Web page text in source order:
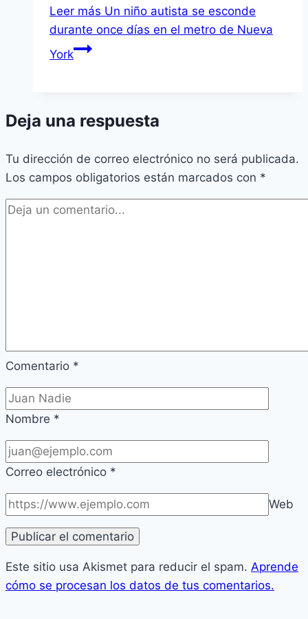
Leer más Un niño autista se esconde
durante once dí­as en el metro de Nueva
York
Deja una respuesta
Tu dirección de correo electrónico no será publicada.
Los campos obligatorios están marcados con *
Comentario *
Nombre *
Correo electrónico *
Web
Este sitio usa Akismet para reducir el spam. Aprende
cómo se procesan los datos de tus comentarios.